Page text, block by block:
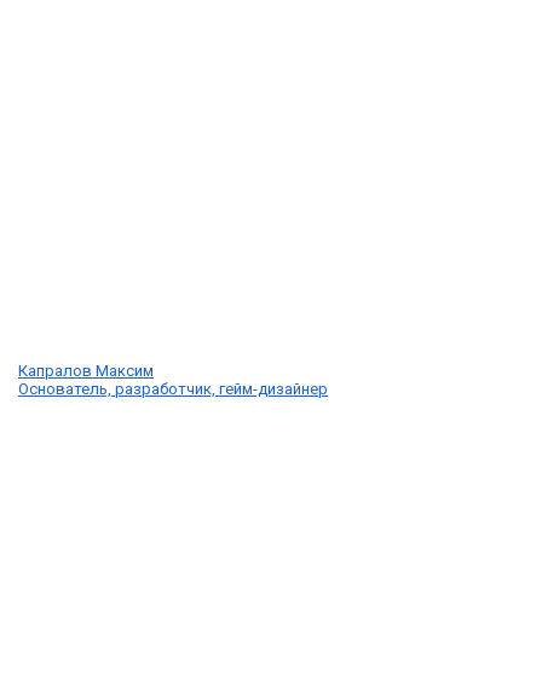
Капралов Максим
Основатель, разработчик, гейм-дизайнер